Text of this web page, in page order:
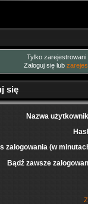
Tylko
Zaloguj się lub
się
Nazwa
zalogowania (w
Bądź zawsze